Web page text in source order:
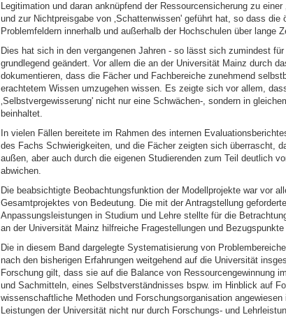
Legitimation und daran anknüpfend der Ressourcensicherung zu
und zur Nichtpreisgabe von ‚Schattenwissen' geführt hat, so dass die
Problemfeldern innerhalb und außerhalb der Hochschulen über lange
Dies hat sich in den vergangenen Jahren - so lässt sich zumindest
grundlegend geändert. Vor allem die an der Universität Mainz durch
dokumentieren, dass die Fächer und Fachbereiche zunehmend
erachtetem Wissen umzugehen wissen. Es zeigte sich vor allem,
‚Selbstvergewisserung' nicht nur eine Schwächen-, sondern in
beinhaltet.
In vielen Fällen bereitete im Rahmen des internen
des Fachs Schwierigkeiten, und die Fächer zeigten sich überrascht,
außen, aber auch durch die eigenen Studierenden zum Teil deutlich
abwichen.
Die beabsichtigte Beobachtungsfunktion der Modellprojekte war vor
Gesamtprojektes von Bedeutung. Die mit der Antragstellung
Anpassungsleistungen in Studium und Lehre stellte für die
an der Universität Mainz hilfreiche Fragestellungen und Bezugspunkte
Die in diesem Band dargelegte Systematisierung von
nach den bisherigen Erfahrungen weitgehend auf die Universität
Forschung gilt, dass sie auf die Balance von Ressourcengewinnung
und Sachmitteln, eines Selbstverständnisses bspw. im Hinblick auf
wissenschaftliche Methoden und Forschungsorganisation
Leistungen der Universität nicht nur durch Forschungs- und